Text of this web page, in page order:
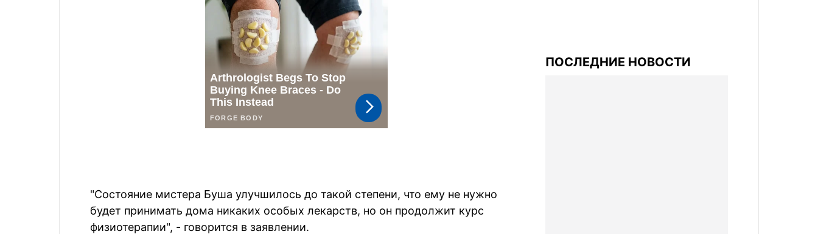
"Состояние мистера Буша улучшилось до такой степени, что ему не нужно
будет принимать дома никаких особых лекарств, но он продолжит курс
физиотерапии", - говорится в заявлении.
ПОСЛЕДНИЕ НОВОСТИ